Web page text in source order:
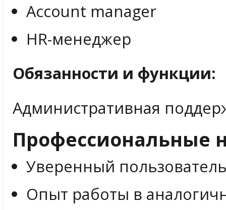
Account manager
HR-менеджер
Обязанности и функции:
Административная
Профессиональные
Уверенный
Опыт работы в